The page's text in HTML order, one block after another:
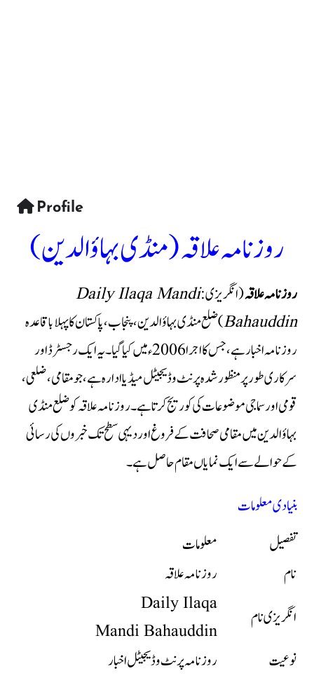
Profile
روزنامہ علاقہ (منڈی بہاؤالدین)
روزنامہ علاقہ(انگریزی:Daily Ilaqa Mandi
Bahauddin) ضلع منڈی بہاؤالدین، پنجاب، پاکستان کا پہلا باقاعدہ
روزنامہ اخبار ہے، جس کا اجرا 2006ء میں کیا گیا۔ یہ ایک رجسٹرڈ اور
سرکاری طور پر منظور شدہ پرنٹ و ڈیجیٹل میڈیا ادارہ ہے، جو مقامی، ضلعی،
قومی اور سماجی موضوعات کی کوریج کرتا ہے۔ روزنامہ علاقہ کو ضلع منڈی
بہاؤالدین میں مقامی صحافت کے فروغ اور دیہی سطح تک خبروں کی رسائی
کے حوالے سے ایک نمایاں مقام حاصل ہے۔
بنیادی معلومات
تفصیل
معلومات
نام
روزنامہ علاقہ
انگریزی نام
Daily Ilaqa
Mandi Bahauddin
نوعیت
روزنامہ پرنٹ و ڈیجیٹل اخبار